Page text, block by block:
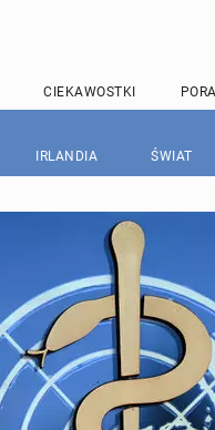
CIEKAWOSTKI
IRLANDIA ŚWIAT